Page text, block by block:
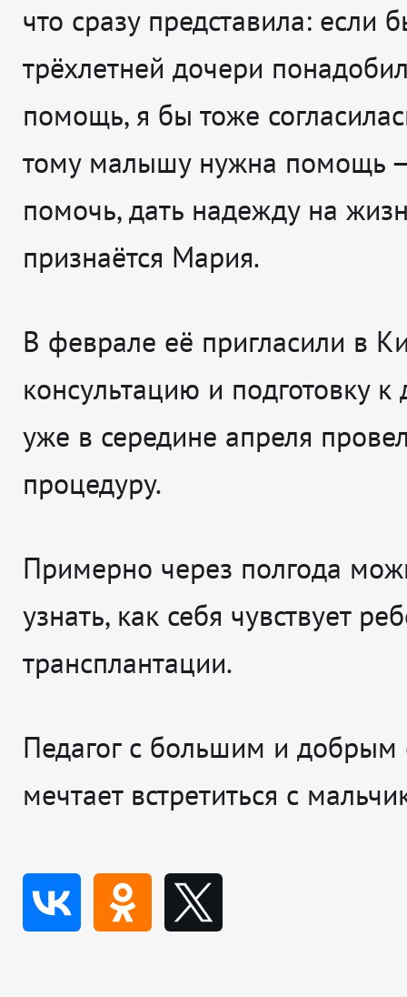
что сразу представила: если
трёхлетней дочери
помощь, я бы тоже
тому малышу нужна помощь
помочь, дать надежду на
признаётся Мария.
В феврале её пригласили в
консультацию и подготовку к
уже в середине апреля
процедуру.
Примерно через полгода
узнать, как себя чувствует
трансплантации.
Педагог с большим и добрым
мечтает встретиться с